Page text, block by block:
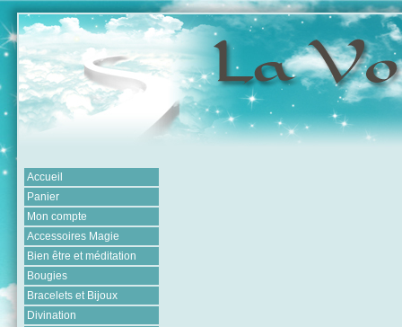
Accueil
Panier
Mon compte
Accessoires Magie
Bien être et méditation
Bougies
Bracelets et Bijoux
Divination